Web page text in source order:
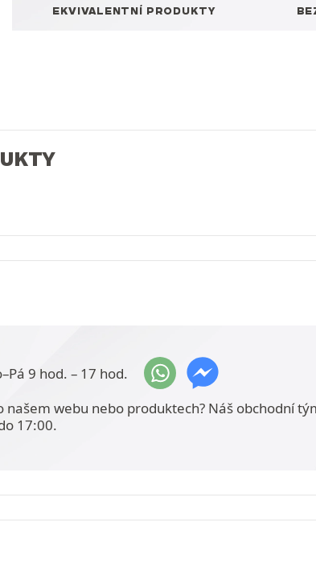
EKVIVALENTNÍ PRODUKTY
9 hod. – 17 hod.
našem webu nebo produktech? Náš obchodní
17:00.